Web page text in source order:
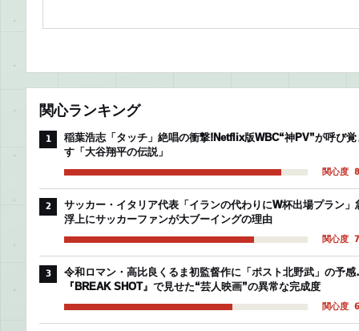
関心ランキング
1
稲葉浩志「タッチ」絶唱の衝撃!Netflix版WBC“神PV”が呼び覚
す「大谷翔平の伝説」
関心度
2
サッカー・イタリア代表「イランの代わりにW杯出場プラン」
浮上にサッカーファンが大ブーイングの理由
関心度
3
令和ロマン・高比良くるま初監督作に「ポスト北野武」の予
『BREAK SHOT』で見せた“芸人映画”の異常な完成度
関心度